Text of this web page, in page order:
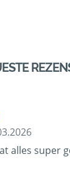
alles super